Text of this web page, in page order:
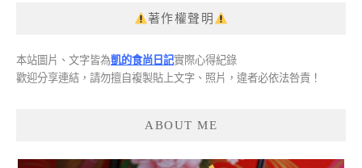
著作權聲明
本站圖片、文字皆為凱的食尚日記實際心得紀錄
歡迎分享連結，請勿擅自複製貼上文字、照片，違者必依法咎責！
ABOUT ME